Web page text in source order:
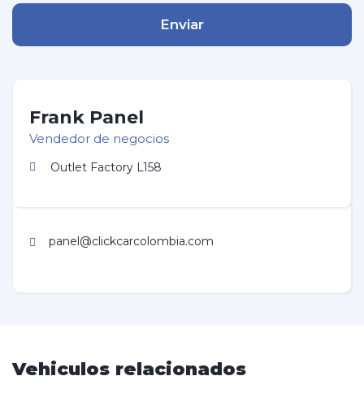
Enviar
Frank Panel
Vendedor de negocios
Outlet Factory L158
panel@clickcarcolombia.com
Vehiculos relacionados